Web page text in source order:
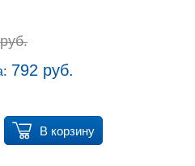
792 руб.
В корзину